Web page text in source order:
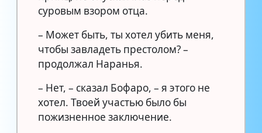
суровым взором отца.
– Может быть, ты хотел убить меня,
чтобы завладеть престолом? –
продолжал Наранья.
– Нет, – сказал Бофаро, – я этого не
хотел. Твоей участью было бы
пожизненное заключение.